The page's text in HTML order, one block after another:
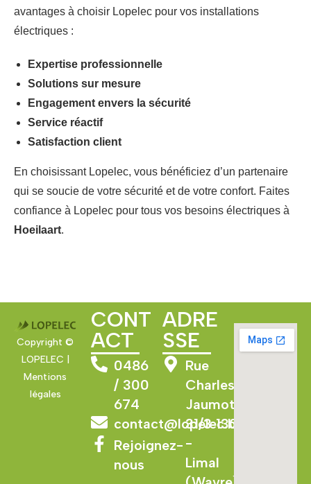
avantages à choisir Lopelec pour vos installations
électriques :
Expertise professionnelle
Solutions sur mesure
Engagement envers la sécurité
Service réactif
Satisfaction client
En choisissant Lopelec, vous bénéficiez d’un partenaire
qui se soucie de votre sécurité et de votre confort. Faites
confiance à Lopelec pour tous vos besoins électriques à
Hoeilaart.
Copyright ©
LOPELEC |
Mentions
légales
CONT
ACT
0486
/ 300
674
contact@lopelec.be
Rejoignez-
nous
ADRE
SSE
Rue
Charles
Jaumotte
31/3 1300
-
Limal